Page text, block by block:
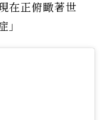
在正俯瞰著世
」